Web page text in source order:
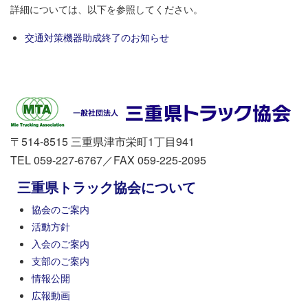
詳細については、以下を参照してください。
交通対策機器助成終了のお知らせ
〒514-8515 三重県津市栄町1丁目941
TEL 059-227-6767／FAX 059-225-2095
三重県トラック協会について
協会のご案内
活動方針
入会のご案内
支部のご案内
情報公開
広報動画